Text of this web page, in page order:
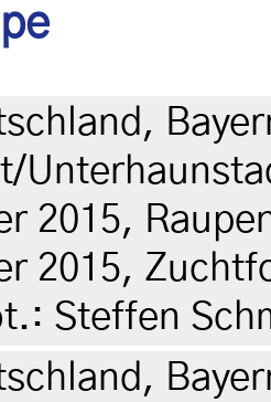
2015,
2015,
Steffen